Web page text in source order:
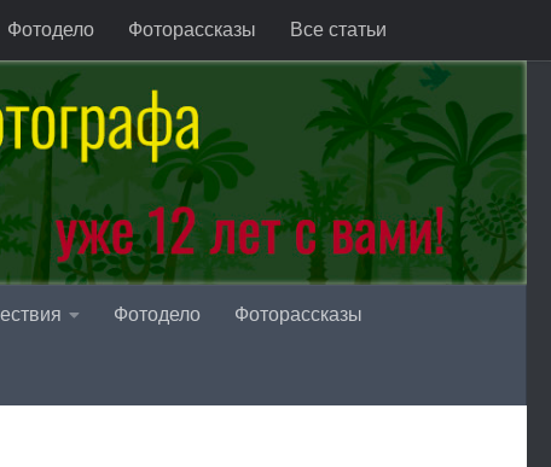
Фотодело Фоторассказы Все статьи
Фотодело Фоторассказы